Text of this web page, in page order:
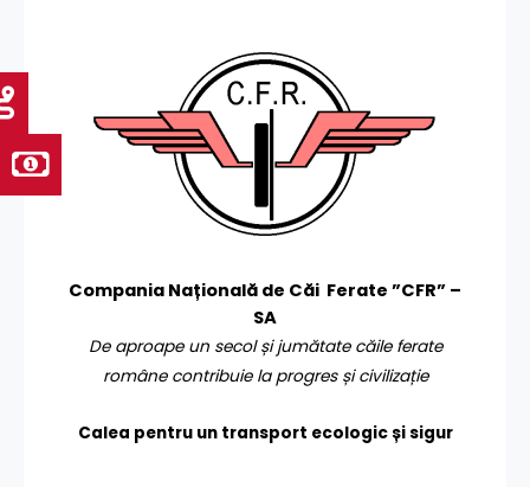
Compania Națională de Căi Ferate ”CFR” –
SA
De aproape un secol și jumătate căile ferate
române contribuie la progres și civilizație
Calea pentru un transport ecologic și sigur